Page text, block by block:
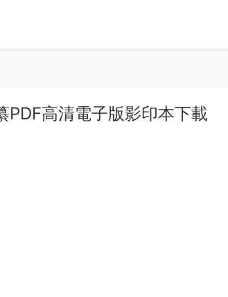
PDF高清電子版影印本下載